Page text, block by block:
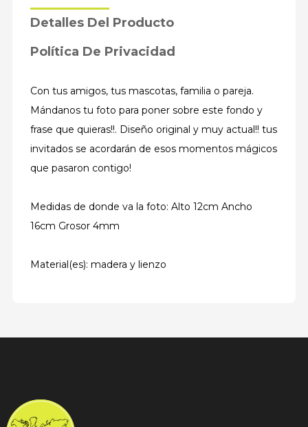
Detalles Del Producto
Política De Privacidad
Con tus amigos, tus mascotas, familia o pareja.
Mándanos tu foto para poner sobre este fondo y
frase que quieras!!. Diseño original y muy actual!! tus
invitados se acordarán de esos momentos mágicos
que pasaron contigo!
Medidas de donde va la foto: Alto 12cm Ancho
16cm Grosor 4mm
Material(es): madera y lienzo